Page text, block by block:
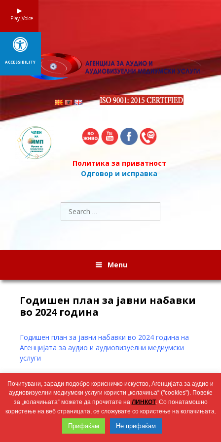
Политика за приватност
Одговор и исправка
Search
for:
Menu
Годишен план за јавни набавки
во 2024 година
Годишен план за јавни набавки во 2024 година на
Агенцијата за аудио и аудиовизуелни медиумски
услуги
Wingaga
provides
unique
content
2026 © Агенција за аудио и аудиовизуелни медиумски услуги
Почитувани, заради подобро корисничко искуство, Агенцијата за аудио и
аудиовизуелни медиумски услуги користи „колачиња“ ("cookies"). Повеќе
за „колачињата“ можете да прочитате на ЛИНКОТ. Со понатамошно
користење на веб страницата, се сложувате со користење на колачињата.
Прифаќам Не прифаќам
Play_Voice
ACCESSIBILITY